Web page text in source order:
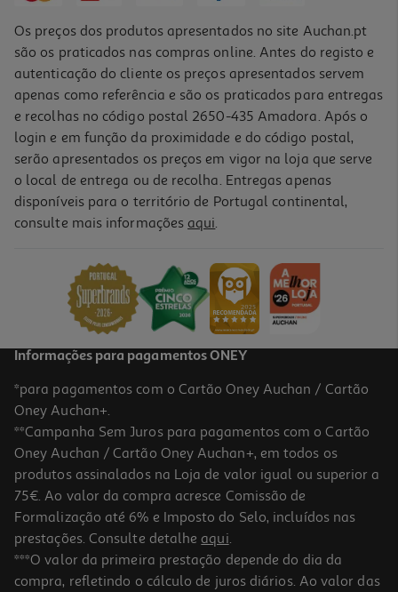
-22%
Batatas Sr.basílio Fritas Palhíssimas 180g
Price reduced from
Batatas Fritas Lorenz Pomsticks 100g
19.9 €/Kg
Os preços dos produtos apresentados no site Auchan.pt
são os praticados nas compras online. Antes do registo e
autenticação do cliente os preços apresentados servem
apenas como referência e são os praticados para entregas
e recolhas no código postal 2650-435 Amadora. Após o
login e em função da proximidade e do código postal,
serão apresentados os preços em vigor na loja que serve
o local de entrega ou de recolha. Entregas apenas
disponíveis para o território de Portugal continental,
consulte mais informações aqui.
Informações para pagamentos ONEY
*para pagamentos com o Cartão Oney Auchan / Cartão
Oney Auchan+.
**Campanha Sem Juros para pagamentos com o Cartão
Oney Auchan / Cartão Oney Auchan+, em todos os
produtos assinalados na Loja de valor igual ou superior a
75€. Ao valor da compra acresce Comissão de
Formalização até 6% e Imposto do Selo, incluídos nas
prestações. Consulte detalhe aqui.
***O valor da primeira prestação depende do dia da
compra, refletindo o cálculo de juros diários. Ao valor das